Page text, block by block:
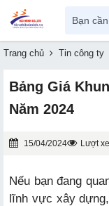
Trang chủ Tin công ty
Bảng Giá
Năm 2024
15/04/2024 Lượt
Nếu bạn đang
lĩnh vực xây